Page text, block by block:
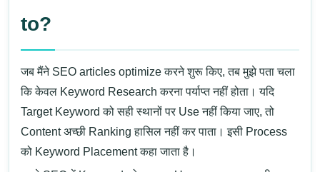
to?
जब मैंने SEO articles optimize करने शुरू किए, तब मुझे पता चला
कि केवल Keyword Research करना पर्याप्त नहीं होता। यदि
Target Keyword को सही स्थानों पर Use नहीं किया जाए, तो
Content अच्छी Ranking हासिल नहीं कर पाता। इसी Process
को Keyword Placement कहा जाता है।